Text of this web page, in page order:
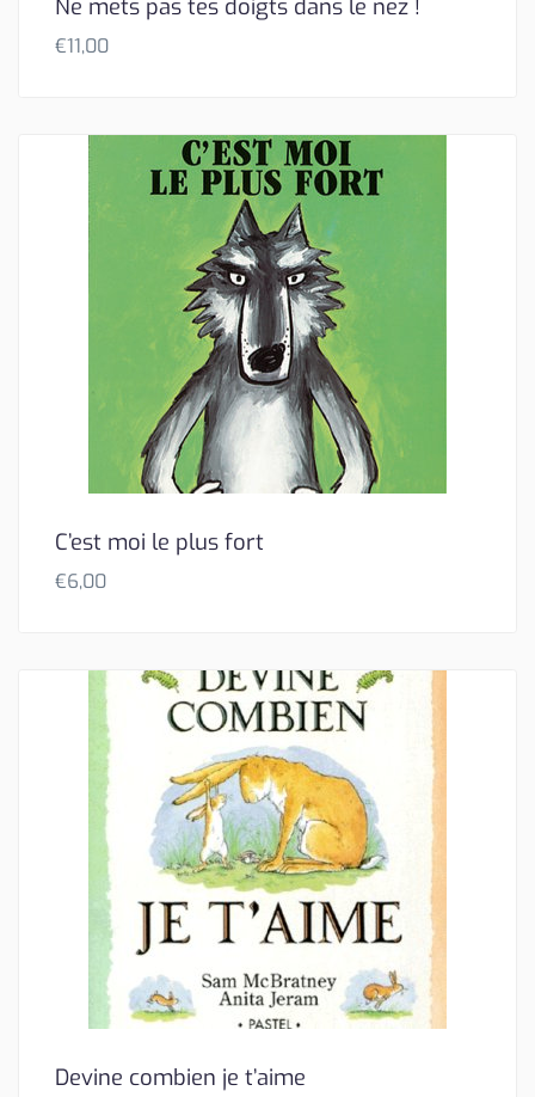
Ne mets pas tes doigts dans le nez !
€11,00
C’est moi le plus fort
€6,00
Devine combien je t’aime